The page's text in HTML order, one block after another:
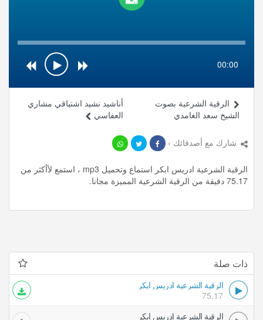
00:00
أناشيد نشيد اشتياقي مشاري
العفاسي
الرقية الشرعية بصوت
الشيخ سعد الغامدي
شارك مع أصدقائك ›
الرقية الشرعية ادريس ابكر استماع وتحميل mp3 ، استمع لأأكثر من
75.17 دقيقة من الرقية الشرعية المميزة مجانا.
ذات صلة
الرقية الشرعية ادريس ابكر
75.17
الرقية الشرعية ادريس ابكر